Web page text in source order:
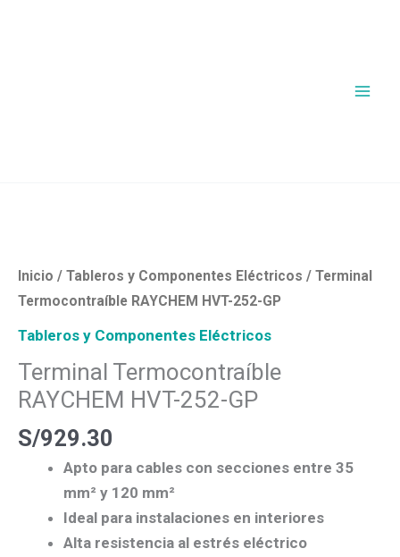
Inicio / Tableros y Componentes Eléctricos / Terminal
Termocontraíble RAYCHEM HVT-252-GP
Tableros y Componentes Eléctricos
Terminal Termocontraíble
RAYCHEM HVT-252-GP
S/929.30
Apto para cables con secciones entre 35
mm² y 120 mm²
Ideal para instalaciones en interiores
Alta resistencia al estrés eléctrico
HVT-
252-
cantidad